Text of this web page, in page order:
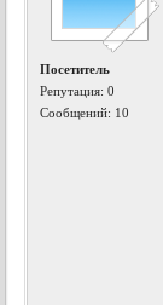
Посетитель
Репутация:0
Сообщений: 10